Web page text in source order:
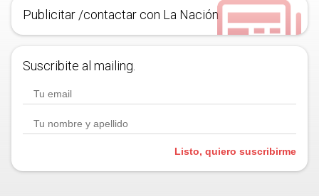
Publicitar /contactar con La Nación
Suscribite al mailing.
Listo, quiero suscribirme